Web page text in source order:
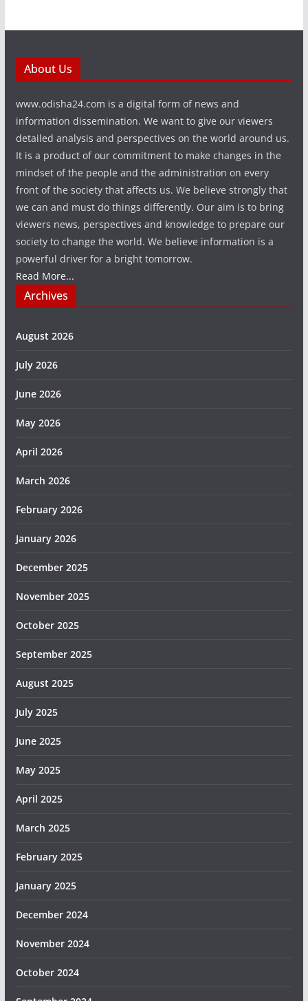
About Us
www.odisha24.com is a digital form of news and
information dissemination. We want to give our viewers
detailed analysis and perspectives on the world around us.
It is a product of our commitment to make changes in the
mindset of the people and the administration on every
front of the society that affects us. We believe strongly that
we can and must do things differently. Our aim is to bring
viewers news, perspectives and knowledge to prepare our
society to change the world. We believe information is a
powerful driver for a bright tomorrow.
Read More...
Archives
August 2026
July 2026
June 2026
May 2026
April 2026
March 2026
February 2026
January 2026
December 2025
November 2025
October 2025
September 2025
August 2025
July 2025
June 2025
May 2025
April 2025
March 2025
February 2025
January 2025
December 2024
November 2024
October 2024